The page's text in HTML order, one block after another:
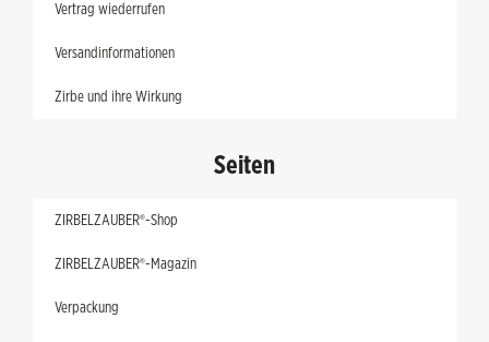
Vertrag wiederrufen
Versandinformationen
Zirbe und ihre Wirkung
Seiten
ZIRBELZAUBER®-Shop
ZIRBELZAUBER®-Magazin
Verpackung